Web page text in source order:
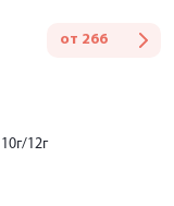
от 266
12г